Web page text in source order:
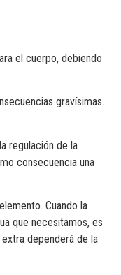
el cuerpo, debiendo
gravísimas.
regulación de la
consecuencia una
Cuando la
que necesitamos, es
dependerá de la